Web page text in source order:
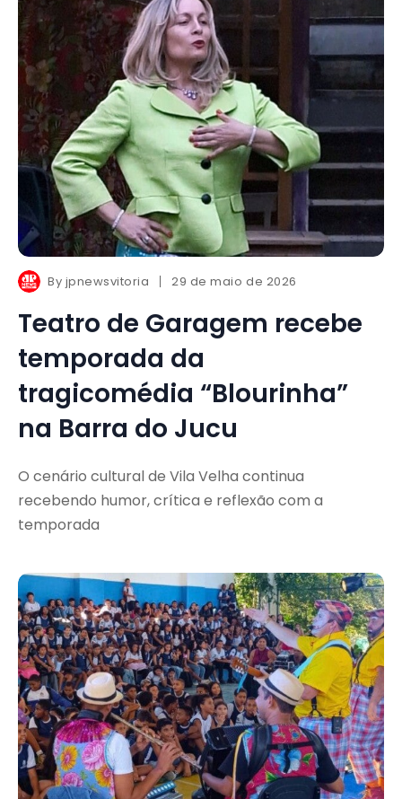
By jpnewsvitoria 29 de maio de 2026
Teatro de Garagem recebe
temporada da
tragicomédia “Blourinha”
na Barra do Jucu
O cenário cultural de Vila Velha continua
recebendo humor, crítica e reflexão com a
temporada